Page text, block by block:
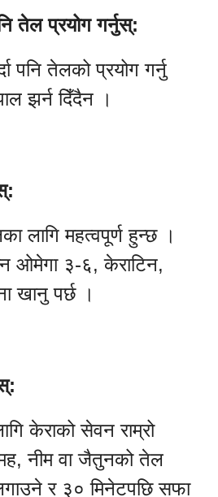
तेल प्रयोग गर्नुस्:
पनि तेलको प्रयोग गर्नु
झर्न दिँदैन ।
लागि महत्वपूर्ण हुन्छ ।
ओमेगा ३-६, केराटिन,
खानु पर्छ ।
केराको सेवन राम्रो
नीम वा जैतुनको तेल
र ३० मिनेटपछि सफा